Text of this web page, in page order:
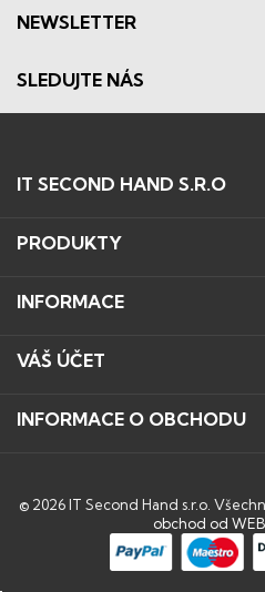
NEWSLETTER
SLEDUJTE NÁS
IT SECOND HAND S.R.O
PRODUKTY
INFORMACE
VÁŠ ÚČET
INFORMACE O OBCHODU
© 2026 IT Second Hand s.r.o.
obchod od